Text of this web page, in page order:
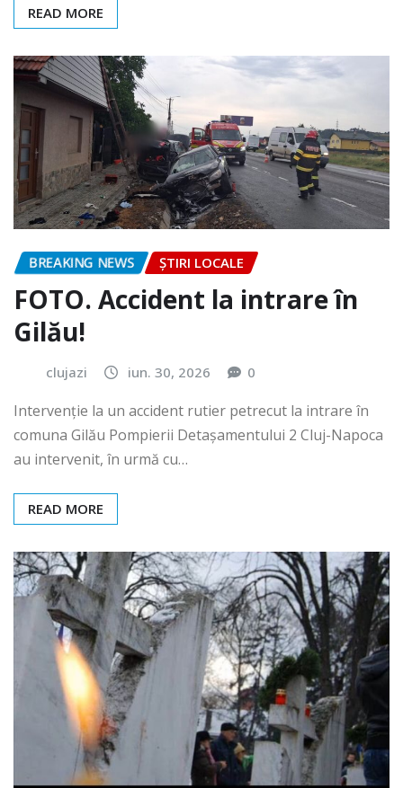
READ MORE
BREAKING NEWS ȘTIRI LOCALE
FOTO. Accident la intrare în
Gilău!
clujazi iun. 30, 2026 0
Intervenție la un accident rutier petrecut la intrare în
comuna Gilău Pompierii Detașamentului 2 Cluj-Napoca
au intervenit, în urmă cu…
READ MORE